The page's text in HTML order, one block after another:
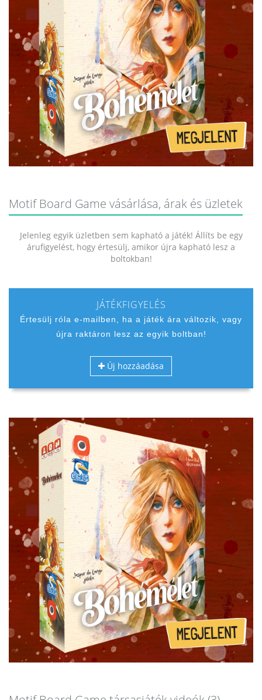
Motif Board Game vásárlása, árak és üzletek
Jelenleg egyik üzletben sem kapható a játék! Állíts be egy
árufigyelést, hogy értesülj, amikor újra kapható lesz a
boltokban!
JÁTÉKFIGYELÉS
Értesülj róla e-mailben, ha a játék ára változik, vagy
újra raktáron lesz az egyik boltban!
Új hozzáadása